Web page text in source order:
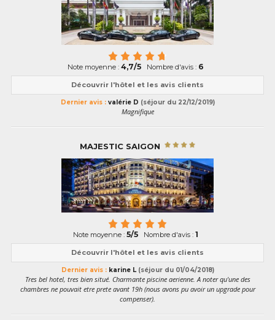
Note moyenne : 4,7/5 Nombre d'avis : 6
Découvrir l'hôtel et les avis clients
Dernier avis :valérie D (séjour du 22/12/2019)
Magnifique
MAJESTIC SAIGON
Note moyenne : 5/5 Nombre d'avis : 1
Découvrir l'hôtel et les avis clients
Dernier avis :karine L (séjour du 01/04/2018)
Tres bel hotel, tres bien situé. Charmante piscine aerienne. A noter qu'une des
chambres ne pouvait etre prete avant 19h (nous avons pu avoir un upgrade pour
compenser).